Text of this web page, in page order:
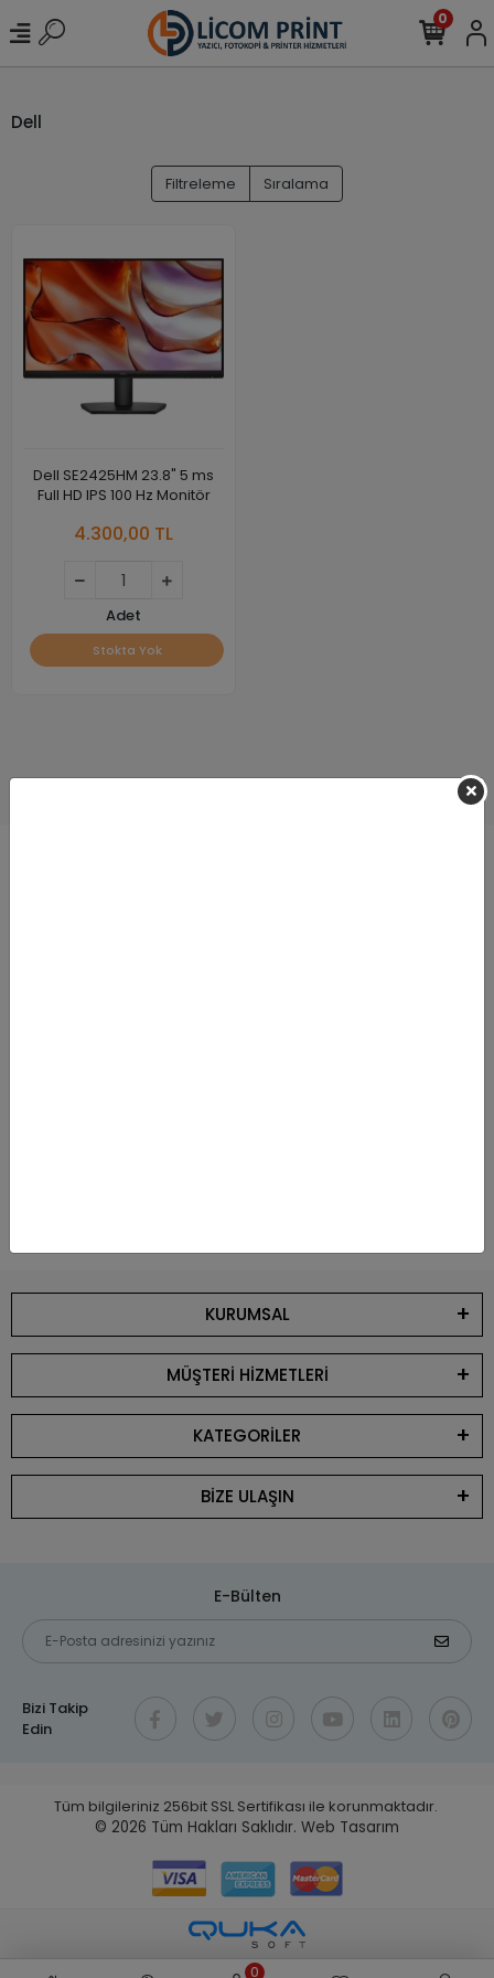
0
Dell
Filtreleme Sıralama
Dell SE2425HM 23.8" 5 ms
Full HD IPS 100 Hz Monitör
4.300,00 TL
Adet
Stokta Yok
KURUMSAL
MÜŞTERİ HİZMETLERİ
KATEGORİLER
BİZE ULAŞIN
E-Bülten
Bizi Takip
Edin
Tüm bilgileriniz 256bit SSL Sertifikası ile korunmaktadır.
© 2026 Tüm Hakları Saklıdır. Web Tasarım
0